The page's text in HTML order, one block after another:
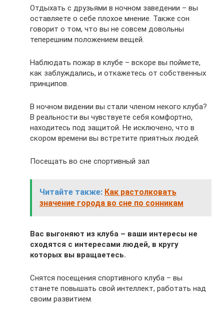
Отдыхать с друзьями в ночном заведении – вы
оставляете о себе плохое мнение. Также сон
говорит о том, что вы не совсем довольны
теперешним положением вещей.
Наблюдать пожар в клубе – вскоре вы поймете,
как заблуждались, и откажетесь от собственных
принципов.
В ночном видении вы стали членом некого клуба?
В реальности вы чувствуете себя комфортно,
находитесь под защитой. Не исключено, что в
скором времени вы встретите приятных людей.
Посещать во сне спортивный зал
Читайте также: Как растолковать
значение города во сне по сонникам
Вас выгоняют из клуба – ваши интересы не
сходятся с интересами людей, в кругу
которых вы вращаетесь.
Снятся посещения спортивного клуба – вы
станете повышать свой интеллект, работать над
своим развитием.